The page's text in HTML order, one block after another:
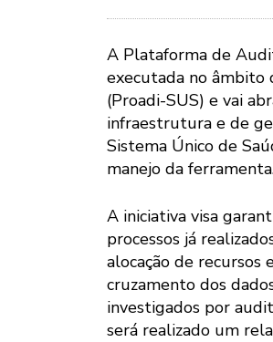
A Plataforma de
executada no âmbito
(Proadi-SUS) e vai
infraestrutura e de
Sistema Único de
manejo da
A iniciativa visa
processos já
alocação de recursos
cruzamento dos
investigados por
será realizado um